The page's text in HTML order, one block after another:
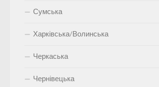
Сумська
Харківська/Волинська
Черкаська
Чернівецька